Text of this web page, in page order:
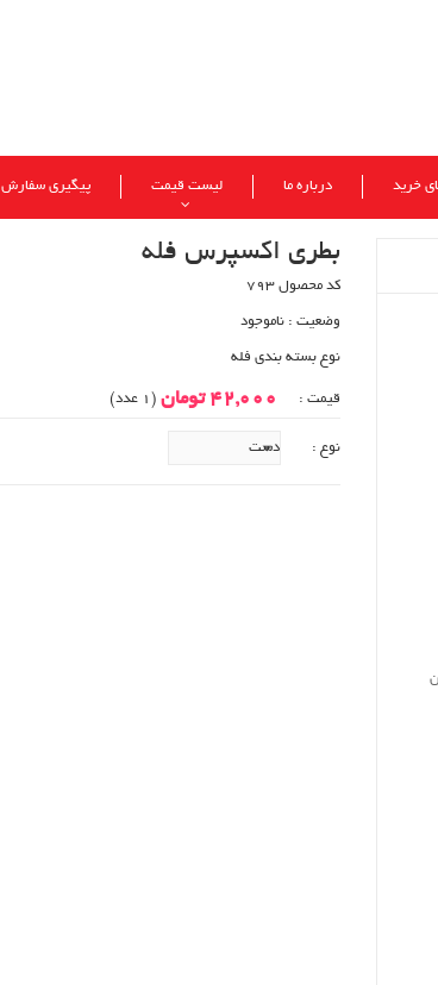
خرید درباره ما لیست قیمت پیگیری سفارش
بطری اکسپرس فله
کد محصول 793
وضعیت : ناموجود
نوع بسته بندی فله
قیمت : 42,000 تومان (1 عدد)
نوع :